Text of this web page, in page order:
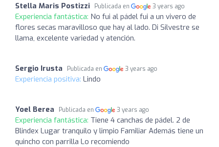
Stella Maris Postizzi Publicada en 3 years ago
Experiencia fantástica: No fui al pádel fui a un vivero de
flores secas maravilloso que hay al lado. Di Silvestre se
llama, excelente variedad y atención.
Sergio Irusta Publicada en 3 years ago
Experiencia positiva: Lindo
Yoel Berea Publicada en 3 years ago
Experiencia fantástica: Tiene 4 canchas de pádel. 2 de
Blindex Lugar tranquilo y limpio Familiar Además tiene un
quincho con parrilla Lo recomiendo